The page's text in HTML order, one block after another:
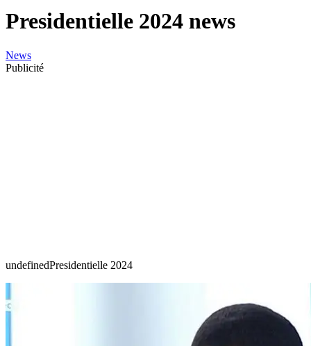
Presidentielle 2024 news
News
Publicité
undefinedPresidentielle 2024